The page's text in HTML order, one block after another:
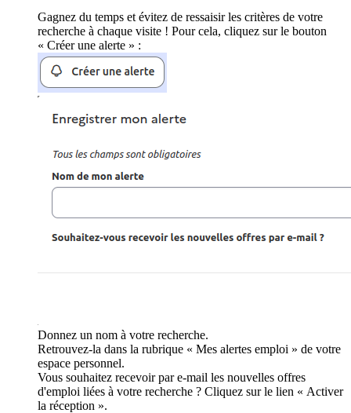
Gagnez du temps et évitez de ressaisir les critères de votre
recherche à chaque visite ! Pour cela, cliquez sur le bouton
« Créer une alerte » :
Donnez un nom à votre recherche.
Retrouvez-la dans la rubrique « Mes alertes emploi » de votre
espace personnel.
Vous souhaitez recevoir par e-mail les nouvelles offres
d'emploi liées à votre recherche ? Cliquez sur le lien « Activer
la réception ».